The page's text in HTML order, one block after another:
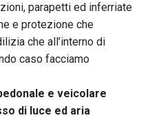
parapetti ed inferriate
e protezione che
che all’interno di
caso facciamo
e veicolare
di luce ed aria